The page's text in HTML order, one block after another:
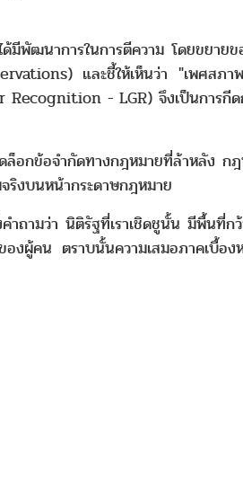
พัฒนาการในการตีความ โดยขยาย
และชี้ให้เห็นว่า "เพศสภ
Recognition - LGR) จึงเป็นการกี
อกข้อจำกัดทางกฎหมายที่ล้าหลัง กฎ
ริงบนหน้ากระดาษกฎหมาย
ถามว่า นิติรัฐที่เราเชิดชูนั้น มีพื้นที่ก
งผู้คน ตราบนั้นความเสมอภาคเบื้อ